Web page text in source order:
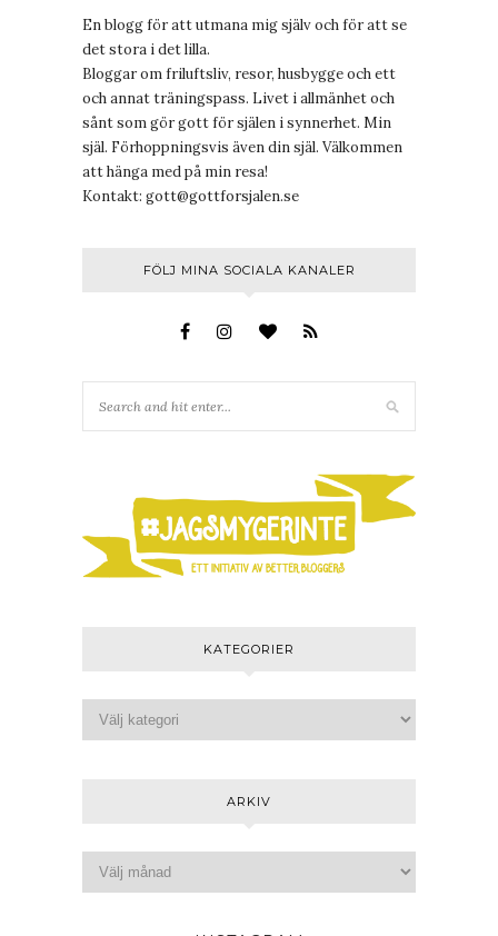
En blogg för att utmana mig själv och för att se
det stora i det lilla.
Bloggar om friluftsliv, resor, husbygge och ett
och annat träningspass. Livet i allmänhet och
sånt som gör gott för själen i synnerhet. Min
själ. Förhoppningsvis även din själ. Välkommen
att hänga med på min resa!
Kontakt: gott@gottforsjalen.se
FÖLJ MINA SOCIALA KANALER
KATEGORIER
ARKIV